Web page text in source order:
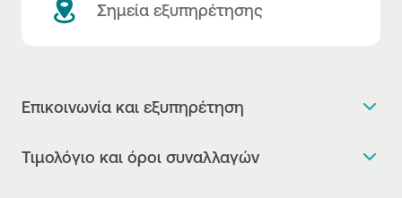
Σημεία εξυπηρέτησης
Επικοινωνία και εξυπηρέτηση
Τιμολόγιο και όροι συναλλαγών